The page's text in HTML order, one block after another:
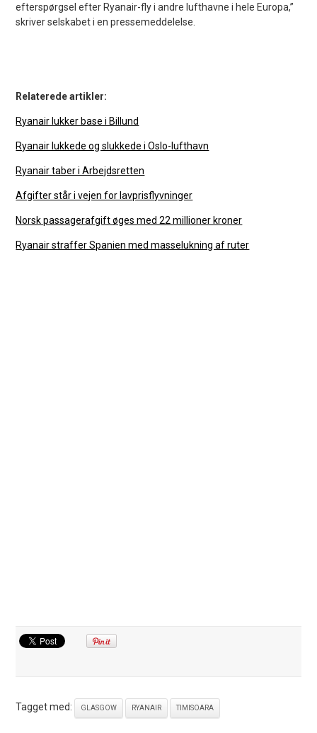
efterspørgsel efter Ryanair-fly i andre lufthavne i hele Europa,”
skriver selskabet i en pressemeddelelse.
Relaterede artikler:
Ryanair lukker base i Billund
Ryanair lukkede og slukkede i Oslo-lufthavn
Ryanair taber i Arbejdsretten
Afgifter står i vejen for lavprisflyvninger
Norsk passagerafgift øges med 22 millioner kroner
Ryanair straffer Spanien med masselukning af ruter
Tagget med: GLASGOW RYANAIR TIMISOARA